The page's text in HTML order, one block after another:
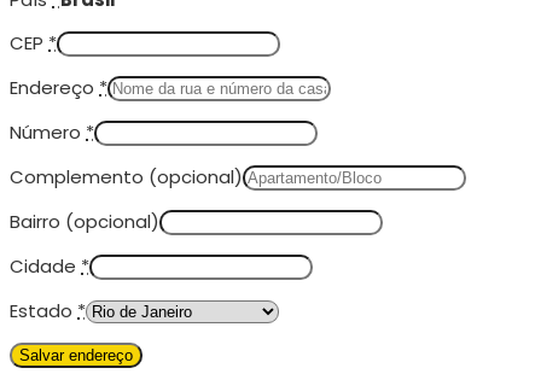
CEP *
Endereço *
Número *
Complemento (opcional)
Bairro (opcional)
Cidade *
Estado *